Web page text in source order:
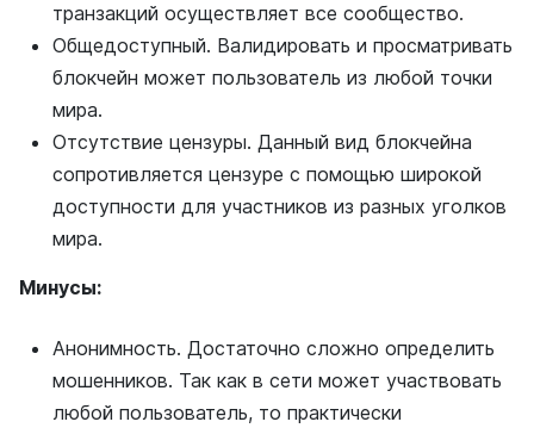
транзакций осуществляет все сообщество.
Общедоступный. Валидировать и просматривать
блокчейн может пользователь из любой точки
мира.
Отсутствие цензуры. Данный вид блокчейна
сопротивляется цензуре с помощью широкой
доступности для участников из разных уголков
мира.
Минусы:
Анонимность. Достаточно сложно определить
мошенников. Так как в сети может участвовать
любой пользователь, то практически